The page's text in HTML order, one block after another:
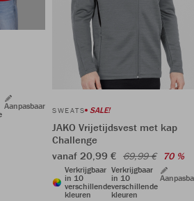
Aanpasbaar SWEATS SALE!
JAKO Vrijetijdsvest met kap
Challenge
vanaf 20,99 € 69,99 € 70 %
Verkrijgbaar
in 10
verschillende
kleuren
Verkrijgbaar
in 10
verschillende
kleuren